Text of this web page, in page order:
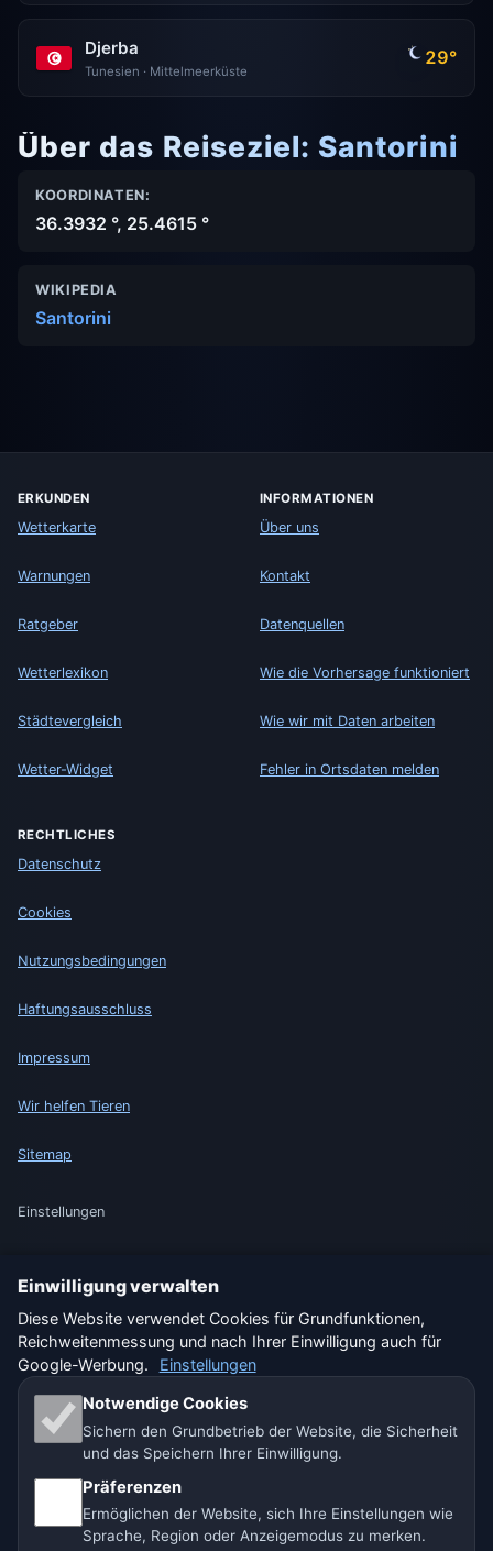
Djerba
Tunesien · Mittelmeerküste
29°
Über das Reiseziel: Santorini
KOORDINATEN:
36.3932 °, 25.4615 °
WIKIPEDIA
Santorini
ERKUNDEN
Wetterkarte
Warnungen
Ratgeber
Wetterlexikon
Städtevergleich
Wetter-Widget
INFORMATIONEN
Über uns
Kontakt
Datenquellen
Wie die Vorhersage funktioniert
Wie wir mit Daten arbeiten
Fehler in Ortsdaten melden
RECHTLICHES
Datenschutz
Cookies
Nutzungsbedingungen
Haftungsausschluss
Impressum
Wir helfen Tieren
Sitemap
Einstellungen
🇨🇭 Wetter Schweiz
Unsere Wetterseiten:
🇨🇿 Tschechien 🇭🇷 Kroatien 🇧🇬 Bulgarien
🇩🇪🇦🇹🇨🇭 Deutschland / Österreich / Schweiz
🌎 Lateinamerika und Spanien 🇮🇳 Süd- und Südostasien
Einwilligung verwalten
Diese Website verwendet Cookies für Grundfunktionen,
Reichweitenmessung und nach Ihrer Einwilligung auch für
Google-Werbung.
Einstellungen
Notwendige Cookies
Sichern den Grundbetrieb der Website, die Sicherheit
und das Speichern Ihrer Einwilligung.
Präferenzen
Ermöglichen der Website, sich Ihre Einstellungen wie
Sprache, Region oder Anzeigemodus zu merken.